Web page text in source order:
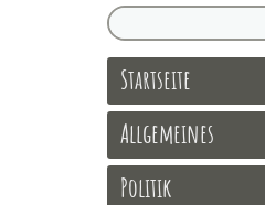
Startseite
Allgemeines
Politik